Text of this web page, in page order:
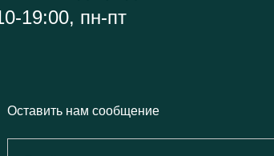
19:00, пн-пт
Оставить нам сообщение